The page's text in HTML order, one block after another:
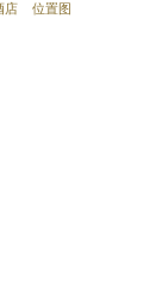
店 位置图